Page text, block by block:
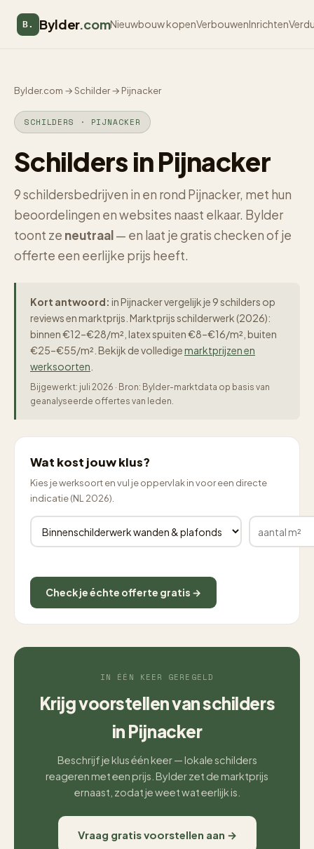
B. Bylder.comNieuwbouw kopenVerbouwenInrichten
Bylder.com →Schilder→ Pijnacker
SCHILDERS · PIJNACKER
Schilders in Pijnacker
9 schildersbedrijven in en rond Pijnacker, met hun
beoordelingen en websites naast elkaar. Bylder
toont ze neutraal— en laat je gratis checken of je
offerte een eerlijke prijs heeft.
Kort antwoord: in Pijnacker vergelijk je 9 schilders op
reviews en marktprijs. Marktprijs schilderwerk (2026):
binnen €12–€28/m², latex spuiten €8–€16/m², buiten
€25–€55/m². Bekijk de volledigemarktprijzen en
werksoorten
Bijgewerkt: juli 2026 · Bron: Bylder-marktdata op basis van
geanalyseerde offertes van leden.
Wat kost jouw klus?
Kies je werksoort en vul je oppervlak in voor een directe
indicatie (NL 2026).
Check je échte offerte gratis →
IN ÉÉN KEER GEREGELD
Krijg voorstellen van schilders
in Pijnacker
Beschrijf je klus één keer — lokale schilders
reageren met een prijs. Bylder zet de marktprijs
ernaast, zodat je weet wat eerlijk is.
Vraag gratis voorstellen aan →